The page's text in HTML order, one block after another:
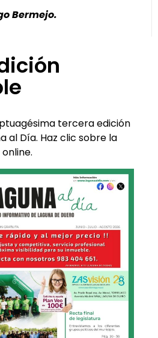
Bermejo.
tercera edición
al Día. Haz clic sobre la